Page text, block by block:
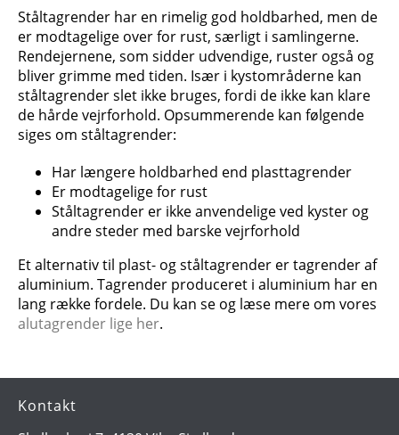
Ståltagrender har en rimelig god holdbarhed, men de
er modtagelige over for rust, særligt i samlingerne.
Rendejernene, som sidder udvendige, ruster også og
bliver grimme med tiden. Især i kystområderne kan
ståltagrender slet ikke bruges, fordi de ikke kan klare
de hårde vejrforhold. Opsummerende kan følgende
siges om ståltagrender:
Har længere holdbarhed end plasttagrender
Er modtagelige for rust
Ståltagrender er ikke anvendelige ved kyster og
andre steder med barske vejrforhold
Et alternativ til plast- og ståltagrender er tagrender af
aluminium. Tagrender produceret i aluminium har en
lang række fordele. Du kan se og læse mere om vores
alutagrender lige her.
Kontakt